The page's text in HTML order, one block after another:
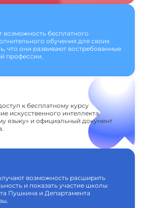
возможность бесплатного
обучения для своих
что они развивают востребованные
профессии.
к бесплатному курсу
искусственного интеллекта
языку» и официальный документ
возможность расширить
и показать участие школы
Пушкина и Департамента